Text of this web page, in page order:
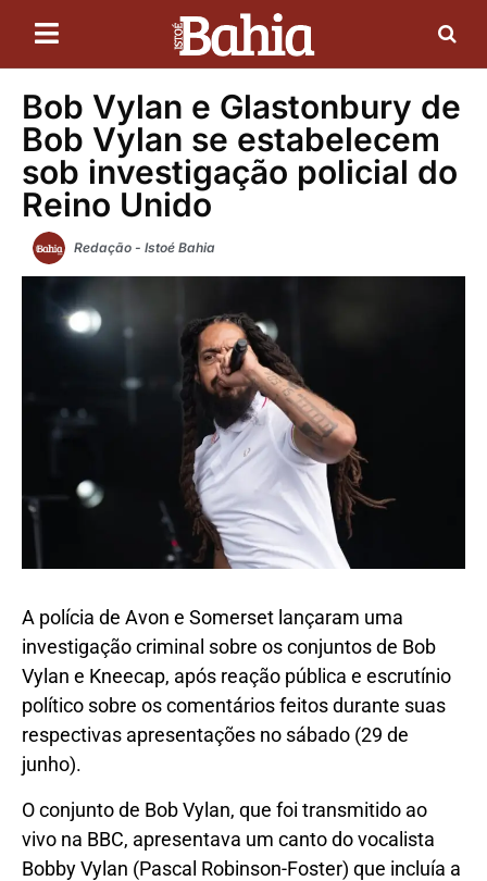
Bob Vylan e Glastonbury de
Bob Vylan se estabelecem
sob investigação policial do
Reino Unido
Redação - Istoé Bahia
A polícia de Avon e Somerset lançaram uma
investigação criminal sobre os conjuntos de Bob
Vylan e Kneecap, após reação pública e escrutínio
político sobre os comentários feitos durante suas
respectivas apresentações no sábado (29 de
junho).
O conjunto de Bob Vylan, que foi transmitido ao
vivo na BBC, apresentava um canto do vocalista
Bobby Vylan (Pascal Robinson-Foster) que incluía a